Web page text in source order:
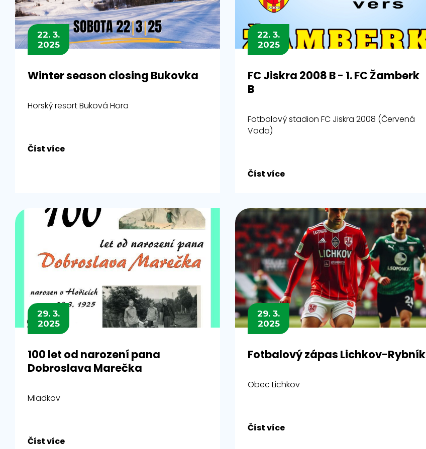
22. 3.
2025
Winter season closing Bukovka
Horský resort Buková Hora
Číst více
22. 3.
2025
FC Jiskra 2008 B - 1. FC Žamberk
B
Fotbalový stadion FC Jiskra 2008 (Červená
Voda)
Číst více
29. 3.
2025
100 let od narození pana
Dobroslava Marečka
Mladkov
Číst více
29. 3.
2025
Fotbalový zápas Lichkov-Rybník
Obec Lichkov
Číst více